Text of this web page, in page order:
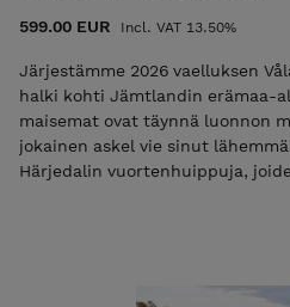
599.00 EUR Incl. VAT 13.50%
Järjestämme 2026 vaelluksen
halki kohti Jämtlandin erämaa-
maisemat ovat täynnä luonnon
jokainen askel vie sinut
Härjedalin vuortenhuippuja,
hieman haastaa vaeltajaa mm.